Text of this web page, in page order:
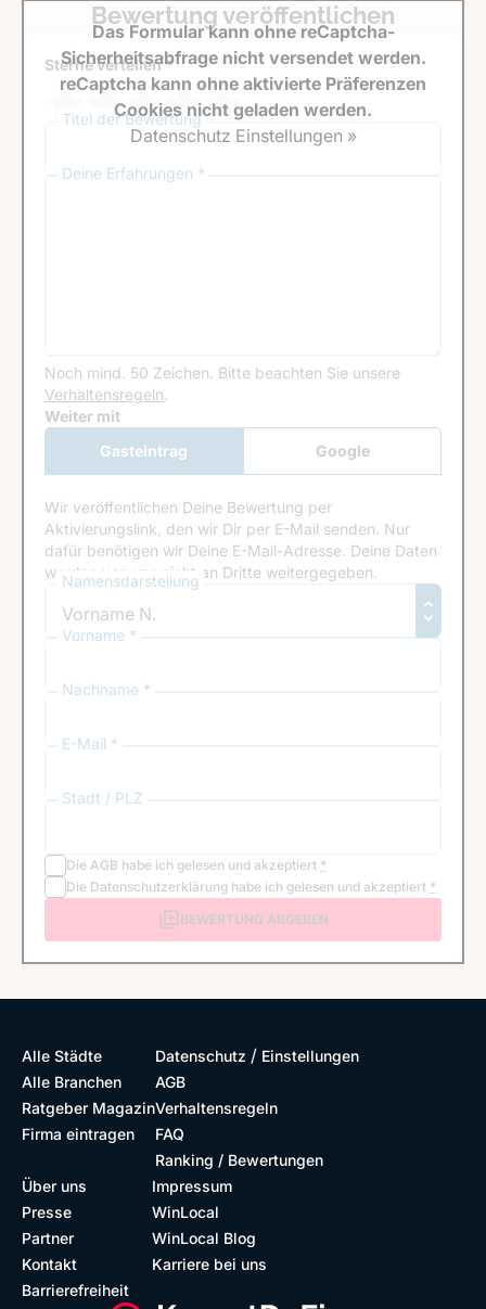
Bewertung veröffentlichen
Sterne verteilen *
Titel der Bewertung
Deine Erfahrungen *
Noch mind. 50 Zeichen. Bitte beachten Sie unsere
Verhaltensregeln.
Google Recaptcha
Weiter mit
Gasteintrag
Google
Anmeldung
Wir veröffentlichen Deine Bewertung per
Aktivierungslink, den wir Dir per E-Mail senden. Nur
dafür benötigen wir Deine E-Mail-Adresse. Deine Daten
werden von uns nicht an Dritte weitergegeben.
Namensdarstellung
Vorname *
Nachname *
E-Mail *
Stadt / PLZ
Die AGB habe ich gelesen und akzeptiert *
Die Datenschutzerklärung habe ich gelesen und akzeptiert *
BEWERTUNG ABGEBEN
Das Formular kann ohne reCaptcha-
Sicherheitsabfrage nicht versendet werden.
reCaptcha kann ohne aktivierte Präferenzen
Cookies nicht geladen werden.
Datenschutz Einstellungen »
Alle Städte
Alle Branchen
Ratgeber Magazin
Firma eintragen
Datenschutz / Einstellungen
AGB
Verhaltensregeln
FAQ
Ranking / Bewertungen
Über uns
Presse
Partner
Kontakt
Barrierefreiheit
Impressum
WinLocal
WinLocal Blog
Karriere bei uns